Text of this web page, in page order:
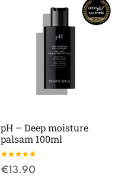
pH – Deep moisture
palsam 100ml
Hinnanguga
5.00
€13.90